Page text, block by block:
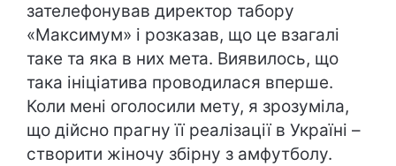
зателефонував директор табору
«Максимум» і розказав, що це взагалі
таке та яка в них мета. Виявилось, що
така ініціатива проводилася вперше.
Коли мені оголосили мету, я зрозуміла,
що дійсно прагну її реалізації в Україні –
створити жіночу збірну з амфутболу.